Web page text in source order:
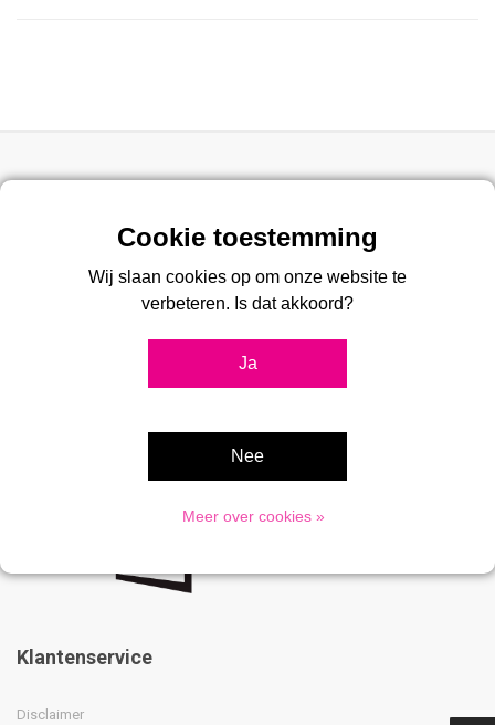
2Bcreated is al 20 jaar dé specialist in kliklijsten, en
presentatiesystemen. Bij ons vindt u een groot assortiment kliklijsten,
stoepborden, vitrines, digitale displays, menukaarthouders en
Klantenservice
Disclaimer
Wij slaan cookies op om onze website te
verbeteren. Is dat akkoord?
Ja
Nee
Meer over cookies »